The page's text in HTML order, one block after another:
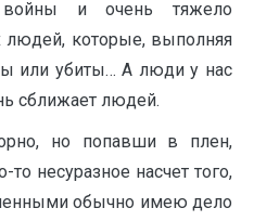
и очень тяжело
которые, выполняя
или убиты… А люди у нас
сближает людей.
но попавши в плен,
то несуразное насчет того,
обычно имею дело